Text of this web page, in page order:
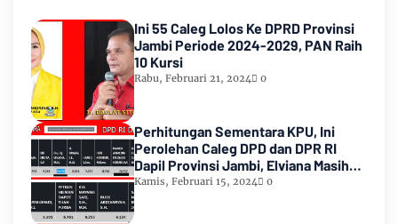
Ini 55 Caleg Lolos Ke DPRD Provinsi
Jambi Periode 2024-2029, PAN Raih
10 Kursi
Rabu, Februari 21, 2024 0
Perhitungan Sementara KPU, Ini
Perolehan Caleg DPD dan DPR RI
Dapil Provinsi Jambi, Elviana Masih
Urutan Kedua Teratas
Kamis, Februari 15, 2024 0